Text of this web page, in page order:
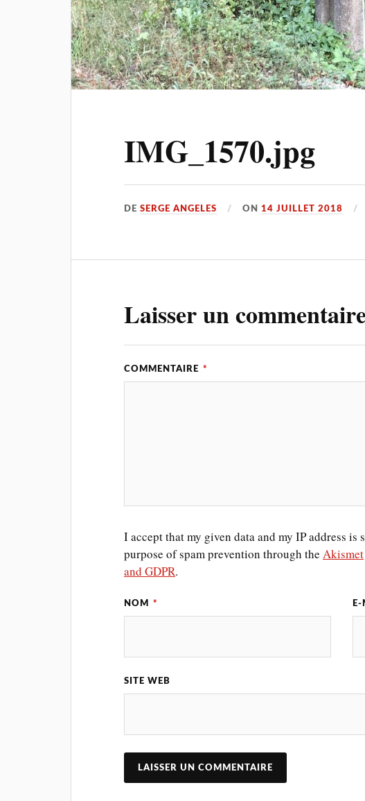
IMG_1570.jpg
DESERGE ANGELES ON14 JUILLET 2018
Laisser un
COMMENTAIRE *
I accept that my given data and my IP address
purpose of spam prevention through theAkismet
and GDPR.
NOM *
SITE WEB